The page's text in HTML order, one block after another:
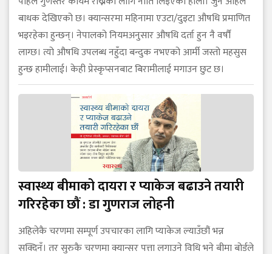
बाधक देखिएको छ। क्यान्सरमा महिनामा एउटा/दुइटा औषधि प्रमाणित
भइरहेका हुन्छन्। नेपालको नियमअनुसार औषधि दर्ता हुन नै वर्षौं
लाग्छ। त्यो औषधि उपलब्ध नहुँदा बन्दुक नभएको आर्मी जस्तो महसुस
हुन्छ हामीलाई। केही प्रेस्कृप्सनबाट बिरामीलाई मगाउन छुट छ।
स्वास्थ्य बीमाको दायरा र प्याकेज बढाउने तयारी
गरिरहेका छौं : डा गुणराज लोहनी
अहिलेकै चरणमा सम्पूर्ण उपचारका लागि प्याकेज ल्याउँछौं भन्न
सक्दिनँ। तर सुरुकै चरणमा क्यान्सर पत्ता लगाउने विधि भने बीमा बोर्डले